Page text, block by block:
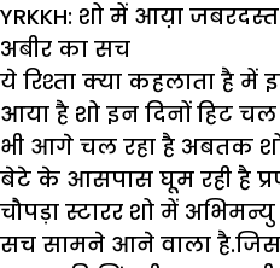
YRKKH: शो में आय़ा
अबीर का सच
ये रिश्ता क्या कहलाता है में
आया है शो इन दिनों हिट
भी आगे चल रहा है अबतक
बेटे के आसपास घूम रही है
चौपड़ा स्टारर शो में
सच सामने आने वाला